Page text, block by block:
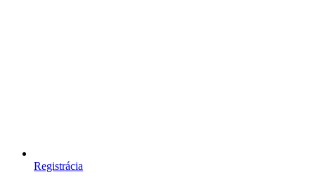
Registrácia